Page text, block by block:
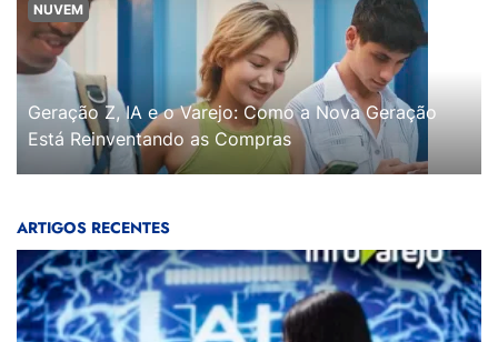
NUVEM
Geração Z, IA e o Varejo: Como a Nova Geração
Está Reinventando as Compras
ARTIGOS RECENTES